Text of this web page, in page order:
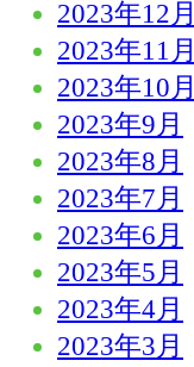
2023年12月
2023年11月
2023年10月
2023年9月
2023年8月
2023年7月
2023年6月
2023年5月
2023年4月
2023年3月